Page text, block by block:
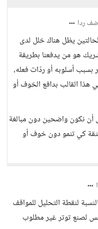
ردا
يظل هناك خلل لدى
هو من يدفعنا بطريقة
بسبب أسلوبه أو ردّات فعله،
هذا القالب بدافع الخوف أو
أن نكون واضحين دون مبالغة
كي تنمو دون خوف أو
لنقطة التحليل للمواقف
لصنع توتر غير مطلوب